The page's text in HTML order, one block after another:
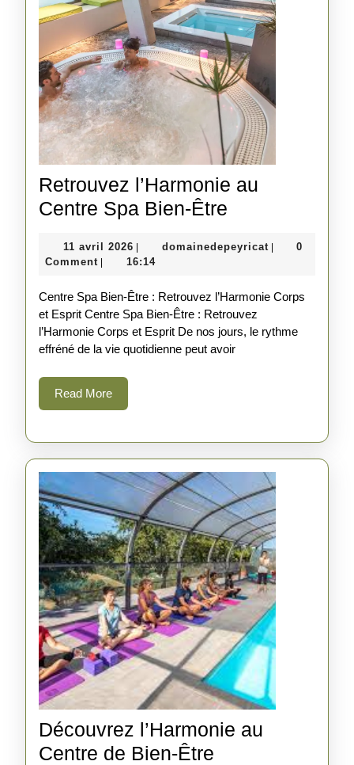
Retrouvez l’Harmonie au
Centre Spa Bien-Être
au
Spa
Bien-
Être
11 avril 2026 11
avril
| domainedepeyricat |
0
Comment | 16:14
Centre Spa Bien-Être : Retrouvez l’Harmonie Corps
et Esprit Centre Spa Bien-Être : Retrouvez
l’Harmonie Corps et Esprit De nos jours, le rythme
effréné de la vie quotidienne peut avoir
Read MoreRead
More
Découvrez l’Harmonie au
Centre de Bien-Être